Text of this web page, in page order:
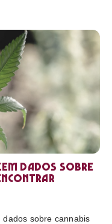
dados sobre
sobre cannabis